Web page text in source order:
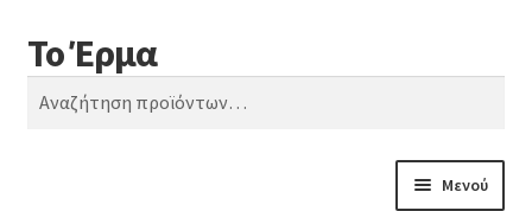
Απευθείας
μετάβαση
στην
Μετάβαση
σε
περιεχόμενο
Το Έρμα
Αναζήτηση
Αναζήτηση
Μενού